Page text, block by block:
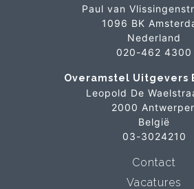
Paul van
1096 BK
Nederland
020-462 4300
Overamstel Uitgevers
Leopold De
2000
België
03-3024210
Contact
Vacatures